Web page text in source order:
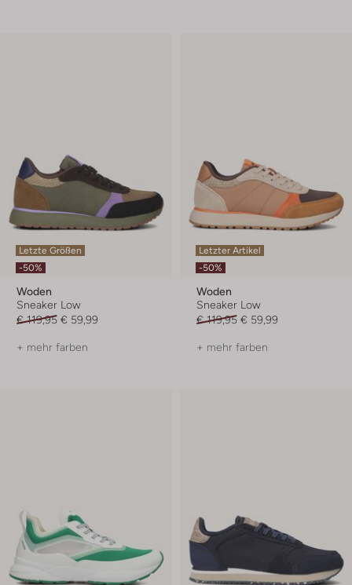
Letzte Größen
-50%
Woden
Sneaker Low
€ 119,95 € 59,99
+ mehr farben
Letzter Artikel
-50%
Woden
Sneaker Low
€ 119,95 € 59,99
+ mehr farben